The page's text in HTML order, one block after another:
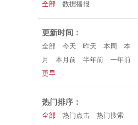
全部 数据播报
更新时间：
全部 今天 昨天 本周
本
月
本月前 半年前
一年前
更早
热门排序：
全部 热门点击
热门搜索